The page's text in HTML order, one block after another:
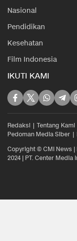
Nasional
Pendidikan
Kesehatan
Film Indonesia
IKUTI KAMI
Redaksi Tentang Kami
Pedoman Media Siber
Copyright © CMI News
2024 | PT. Center Media